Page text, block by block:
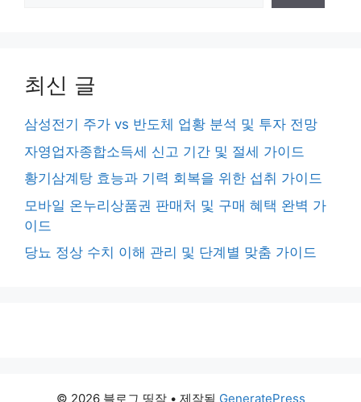
최신 글
삼성전기 주가 vs 반도체 업황 분석 및 투자 전망
자영업자종합소득세 신고 기간 및 절세 가이드
황기삼계탕 효능과 기력 회복을 위한 섭취 가이드
모바일 온누리상품권 판매처 및 구매 혜택 완벽 가
이드
당뇨 정상 수치 이해 관리 및 단계별 맞춤 가이드
© 2026 블로그 띵작• 제작됨 GeneratePress